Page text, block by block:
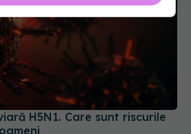
H5N1. Care sunt riscurile